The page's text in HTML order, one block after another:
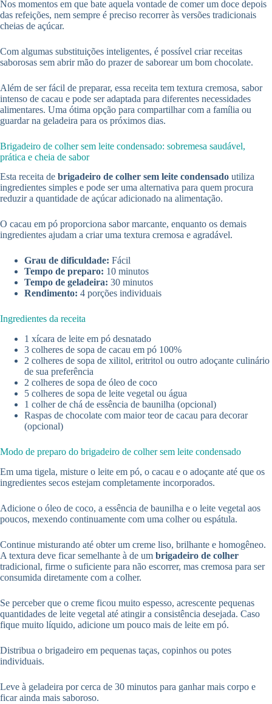
Nos momentos em que bate aquela vontade de comer um doce depois
das refeições, nem sempre é preciso recorrer às versões tradicionais
cheias de açúcar.
Com algumas substituições inteligentes, é possível criar receitas
saborosas sem abrir mão do prazer de saborear um bom chocolate.
Além de ser fácil de preparar, essa receita tem textura cremosa, sabor
intenso de cacau e pode ser adaptada para diferentes necessidades
alimentares. Uma ótima opção para compartilhar com a família ou
guardar na geladeira para os próximos dias.
Brigadeiro de colher sem leite condensado: sobremesa saudável,
prática e cheia de sabor
Esta receita de brigadeiro de colher sem leite condensado utiliza
ingredientes simples e pode ser uma alternativa para quem procura
reduzir a quantidade de açúcar adicionado na alimentação.
O cacau em pó proporciona sabor marcante, enquanto os demais
ingredientes ajudam a criar uma textura cremosa e agradável.
Grau de dificuldade: Fácil
Tempo de preparo: 10 minutos
Tempo de geladeira: 30 minutos
Rendimento: 4 porções individuais
Ingredientes da receita
1 xícara de leite em pó desnatado
3 colheres de sopa de cacau em pó 100%
2 colheres de sopa de xilitol, eritritol ou outro adoçante culinário
de sua preferência
2 colheres de sopa de óleo de coco
5 colheres de sopa de leite vegetal ou água
1 colher de chá de essência de baunilha (opcional)
Raspas de chocolate com maior teor de cacau para decorar
(opcional)
Modo de preparo do brigadeiro de colher sem leite condensado
Em uma tigela, misture o leite em pó, o cacau e o adoçante até que os
ingredientes secos estejam completamente incorporados.
Adicione o óleo de coco, a essência de baunilha e o leite vegetal aos
poucos, mexendo continuamente com uma colher ou espátula.
Continue misturando até obter um creme liso, brilhante e homogêneo.
A textura deve ficar semelhante à de um brigadeiro de colher
tradicional, firme o suficiente para não escorrer, mas cremosa para ser
consumida diretamente com a colher.
Se perceber que o creme ficou muito espesso, acrescente pequenas
quantidades de leite vegetal até atingir a consistência desejada. Caso
fique muito líquido, adicione um pouco mais de leite em pó.
Distribua o brigadeiro em pequenas taças, copinhos ou potes
individuais.
Leve à geladeira por cerca de 30 minutos para ganhar mais corpo e
ficar ainda mais saboroso.